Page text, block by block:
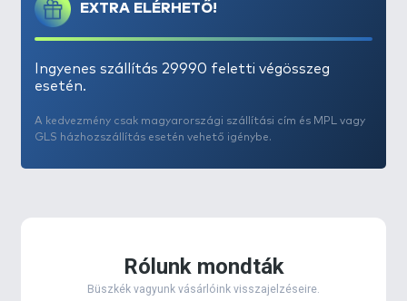
számára, édes- és sósvízben egyaránt. Csuka, süllő
és harcsa horgászatára ajánljuk!
Hosszúság: 9,65 cm (3,8 hüvelyk)
Kiszerelés: 6 db/csomag
EXTRA ELÉRHETŐ!
Ingyenes szállítás 29990 feletti végösszeg
esetén.
A kedvezmény csak magyarországi szállítási cím és MPL vagy
GLS házhozszállítás esetén vehető igénybe.